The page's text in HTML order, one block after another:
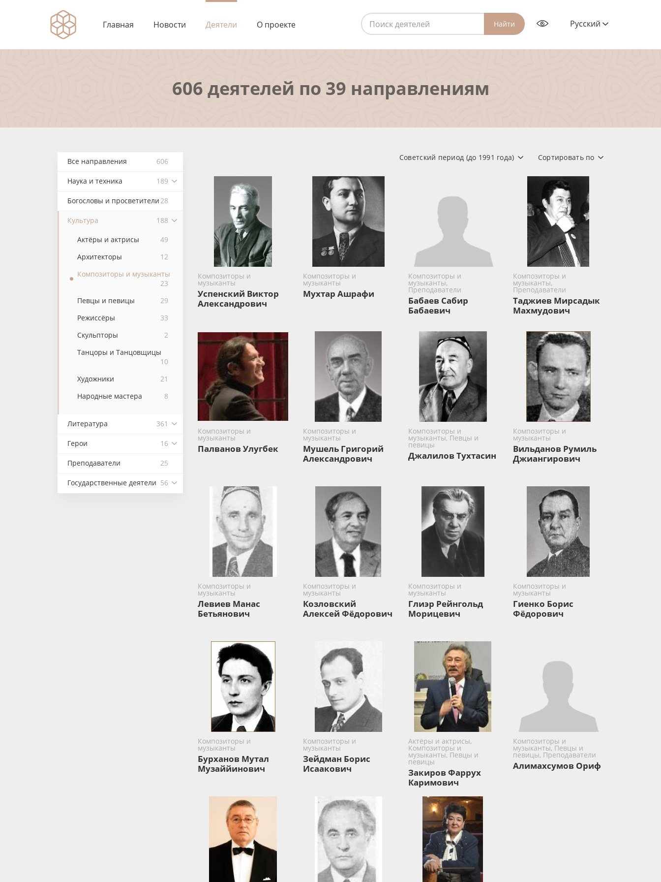
Главная Новости Деятели О проекте Найти Русский
606 деятелей по 39 направлениям
Все направления 606
Наука и техника 189
Богословы и просветители28
Культура 188
Актёры и актрисы
49
Архитекторы
12
Композиторы и музыканты
23
Певцы и певицы
29
Режиссёры
33
Скульпторы
2
Танцоры и Танцовщицы
10
Художники
21
Народные мастера
8
Литература 361
Герои 16
Преподаватели 25
Государственные деятели 56
Сортировать по
Советский период (до 1991 года)
Композиторы и
музыканты
Успенский Виктор
Александрович
Композиторы и
музыканты
Мухтар Ашрафи
Композиторы и
музыканты,
Преподаватели
Бабаев Сабир
Бабаевич
Композиторы и
музыканты,
Преподаватели
Таджиев Мирсадык
Махмудович
Композиторы и
музыканты
Палванов Улугбек
Композиторы и
музыканты
Мушель Григорий
Александрович
Композиторы и
музыканты, Певцы и
певицы
Джалилов Тухтасин
Композиторы и
музыканты
Вильданов Румиль
Джиангирович
Композиторы и
музыканты
Левиев Манас
Бетьянович
Композиторы и
музыканты
Козловский
Алексей Фёдорович
Композиторы и
музыканты
Глиэр Рейнгольд
Морицевич
Композиторы и
музыканты
Гиенко Борис
Фёдорович
Композиторы и
музыканты
Бурханов Мутал
Музаййинович
Композиторы и
музыканты
Зейдман Борис
Исаакович
Актёры и актрисы,
Композиторы и
музыканты, Певцы и
певицы
Закиров Фаррух
Каримович
Композиторы и
музыканты, Певцы и
певицы, Преподаватели
Алимахсумов Ориф